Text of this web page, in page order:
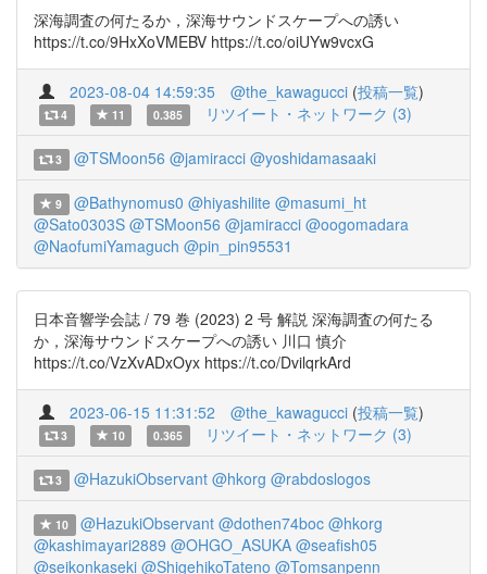
深海調査の何たるか，深海サウンドスケープへの誘い
https://t.co/9HxXoVMEBV https://t.co/oiUYw9vcxG
2023-08-04 14:59:35 @the_kawagucci (投稿一覧)
4 11 0.385 リツイート・ネットワーク (3)
3 @TSMoon56 @jamiracci @yoshidamasaaki
9 @Bathynomus0 @hiyashilite @masumi_ht
@Sato0303S @TSMoon56 @jamiracci @oogomadara
@NaofumiYamaguch @pin_pin95531
日本音響学会誌 / 79 巻 (2023) 2 号 解説 深海調査の何たる
か，深海サウンドスケープへの誘い 川口 慎介
https://t.co/VzXvADxOyx https://t.co/DvilqrkArd
2023-06-15 11:31:52 @the_kawagucci (投稿一覧)
3 10 0.365 リツイート・ネットワーク (3)
3 @HazukiObservant @hkorg @rabdoslogos
10 @HazukiObservant @dothen74boc @hkorg
@kashimayari2889 @OHGO_ASUKA @seafish05
@seikonkaseki @ShigehikoTateno @Tomsanpenn